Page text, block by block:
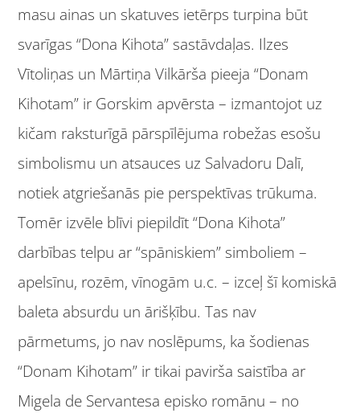
masu ainas un skatuves ietērps turpina būt
svarīgas “Dona Kihota” sastāvdaļas. Ilzes
Vītoliņas un Mārtiņa Vilkārša pieeja “Donam
Kihotam” ir Gorskim apvērsta – izmantojot uz
kičam raksturīgā pārspīlējuma robežas esošu
simbolismu un atsauces uz Salvadoru Dalī,
notiek atgriešanās pie perspektīvas trūkuma.
Tomēr izvēle blīvi piepildīt “Dona Kihota”
darbības telpu ar “spāniskiem” simboliem –
apelsīnu, rozēm, vīnogām u.c. – izceļ šī komiskā
baleta absurdu un ārišķību. Tas nav
pārmetums, jo nav noslēpums, ka šodienas
“Donam Kihotam” ir tikai pavirša saistība ar
Migela de Servantesa episko romānu – no